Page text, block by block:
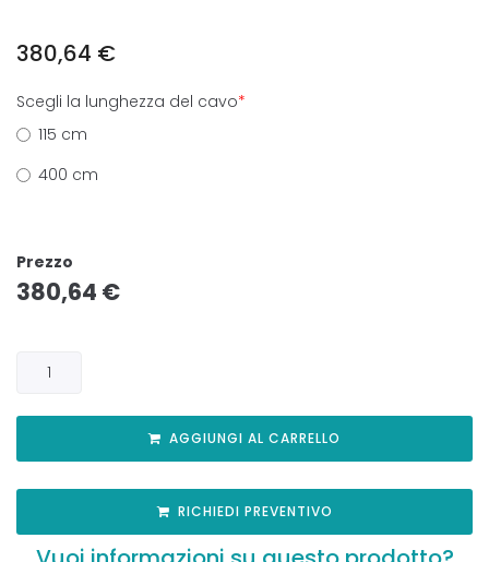
380,64 €
Scegli la lunghezza del cavo*
115 cm
400 cm
Prezzo
380,64 €
AGGIUNGI AL CARRELLO
RICHIEDI PREVENTIVO